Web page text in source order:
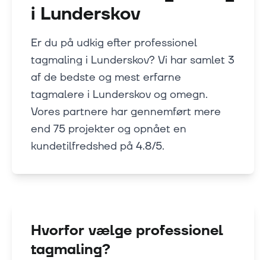
i Lunderskov
Er du på udkig efter professionel
tagmaling i Lunderskov? Vi har samlet 3
af de bedste og mest erfarne
tagmalere i Lunderskov og omegn.
Vores partnere har gennemført mere
end 75 projekter og opnået en
kundetilfredshed på 4.8/5.
Hvorfor vælge professionel
tagmaling?